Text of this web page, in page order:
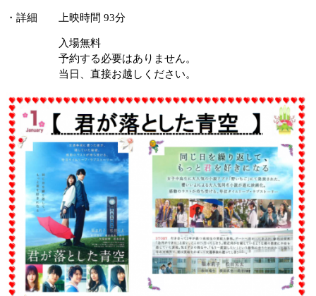
・詳細 上映時間 93分
入場無料
予約する必要はありません。
当日、直接お越しください。